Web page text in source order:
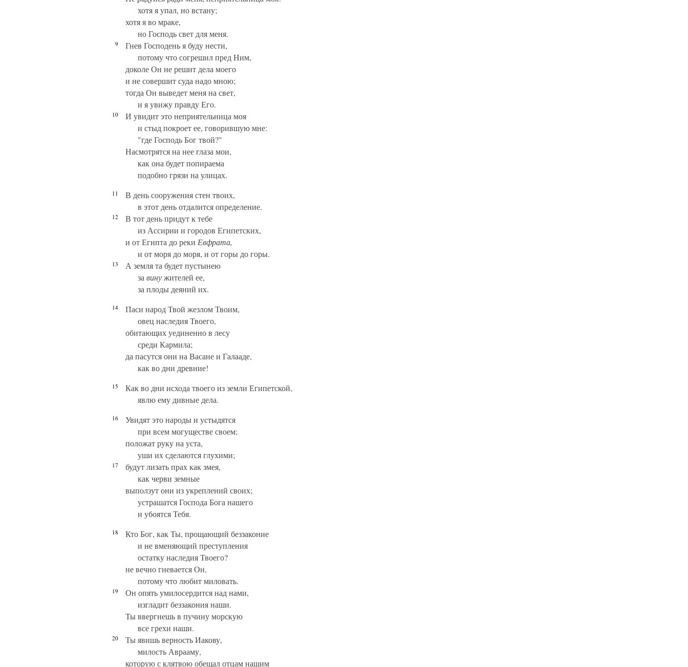
хотя я упал, но встану;
хотя я во мраке,
но Господь свет для меня.
9
Гнев Господень я буду нести,
потому что согрешил пред Ним,
доколе Он не решит дела моего
и не совершит суда надо мною;
тогда Он выведет меня на свет,
и я увижу правду Его.
10
И увидит это неприятельница моя
и стыд покроет ее, говорившую мне:
"где Господь Бог твой?"
Насмотрятся на нее глаза мои,
как она будет попираема
подобно грязи на улицах.
11
В день сооружения стен твоих,
в этот день отдалится определение.
12
В тот день придут к тебе
из Ассирии и городов Египетских,
и от Египта до реки Евфрата,
и от моря до моря, и от горы до горы.
13
А земля та будет пустынею
за винужителей ее,
за плоды деяний их.
14
Паси народ Твой жезлом Твоим,
овец наследия Твоего,
обитающих уединенно в лесу
среди Кармила;
да пасутся они на Васане и Галааде,
как во дни древние!
15
Как во дни исхода твоего из земли Египетской,
явлю ему дивные дела.
16
Увидят это народы и устыдятся
при всем могуществе своем;
положат руку на уста,
уши их сделаются глухими;
17
будут лизать прах как змея,
как черви земные
выползут они из укреплений своих;
устрашатся Господа Бога нашего
и убоятся Тебя.
18
Кто Бог, как Ты, прощающий беззаконие
и не вменяющий преступления
остатку наследия Твоего?
не вечно гневается Он,
потому что любит миловать.
19
Он опять умилосердится над нами,
изгладит беззакония наши.
Ты ввергнешь в пучину морскую
все грехи наши.
20
Ты явишь верность Иакову,
милость Аврааму,
которую с клятвою обещал отцам нашим